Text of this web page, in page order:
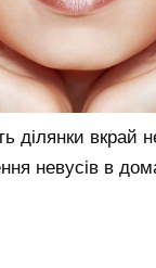
ділянки вкрай
невусів в